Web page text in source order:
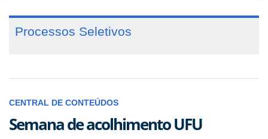
Processos Seletivos
CENTRAL DE CONTEÚDOS
Semana de acolhimento UFU